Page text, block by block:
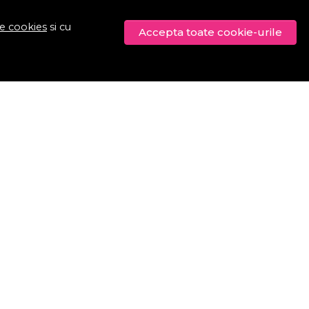
cookies si cu
Accepta toate cookie-urile